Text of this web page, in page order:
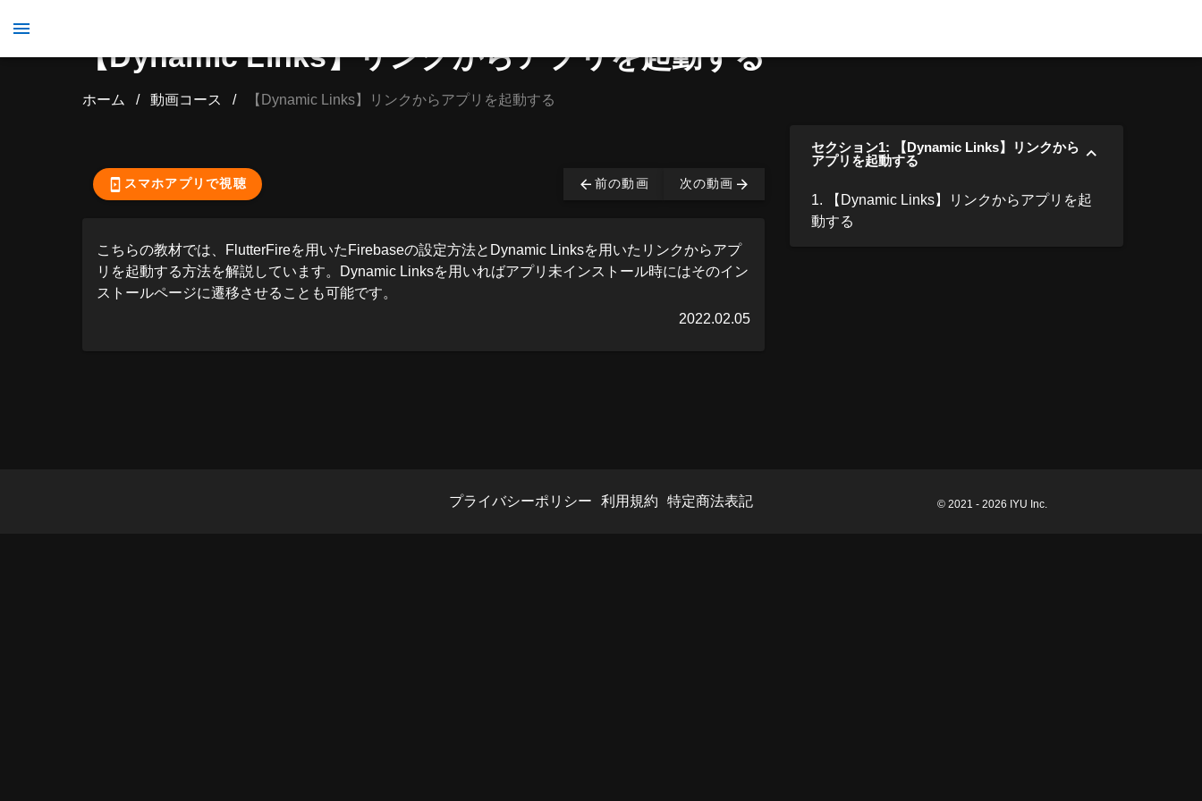
【Dynamic Links】リンクからアプリを起動する
ホーム / 動画コース / 【Dynamic Links】リンクからアプリを起動する
スマホアプリで視聴
前の動画 次の動画
こちらの教材では、FlutterFireを用いたFirebaseの設定方法とDynamic Linksを用いたリンクからアプ
リを起動する方法を解説しています。Dynamic Linksを用いればアプリ未インストール時にはそのイン
ストールページに遷移させることも可能です。
2022.02.05
セクション1: 【Dynamic Links】リンクから
アプリを起動する
1. 【Dynamic Links】リンクからアプリを起
動する
プライバシーポリシー 利用規約 特定商法表記 © 2021 - 2026 IYU Inc.